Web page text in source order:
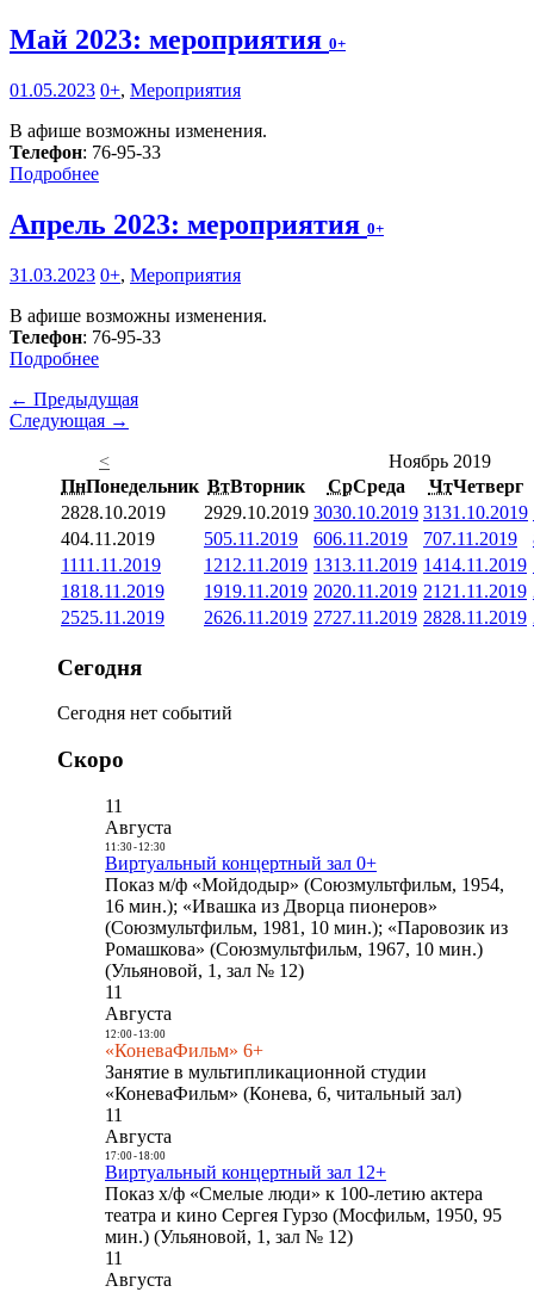
Май 2023: мероприятия 0+
01.05.2023 0+, Мероприятия
В афише возможны изменения.
Телефон: 76-95-33
Подробнее
Апрель 2023: мероприятия 0+
31.03.2023 0+, Мероприятия
В афише возможны изменения.
Телефон: 76-95-33
Подробнее
← Предыдущая
Следующая →
<
Ноябрь 2019
ПнПонедельник ВтВторник СрСреда ЧтЧетверг
2828.10.2019 2929.10.2019 3030.10.2019 3131.10.2019
404.11.2019 505.11.2019 606.11.2019 707.11.2019
1111.11.2019 1212.11.2019 1313.11.2019 1414.11.2019
1818.11.2019 1919.11.2019 2020.11.2019 21 21.11.2019
2525.11.2019 2626.11.2019 2727.11.2019 2828.11.2019
Сегодня
Сегодня нет событий
Скоро
11
Августа
11:30- 12:30
Виртуальный концертный зал 0+
Показ м/ф «Мойдодыр» (Союзмультфильм, 1954,
16 мин.); «Ивашка из Дворца пионеров»
(Союзмультфильм, 1981, 10 мин.); «Паровозик из
Ромашкова» (Союзмультфильм, 1967, 10 мин.)
(Ульяновой, 1, зал № 12)
11
Августа
12:00- 13:00
«КоневаФильм» 6+
Занятие в мультипликационной студии
«КоневаФильм» (Конева, 6, читальный зал)
11
Августа
17:00- 18:00
Виртуальный концертный зал 12+
Показ х/ф «Смелые люди» к 100-летию актера
театра и кино Сергея Гурзо (Мосфильм, 1950, 95
мин.) (Ульяновой, 1, зал № 12)
11
Августа